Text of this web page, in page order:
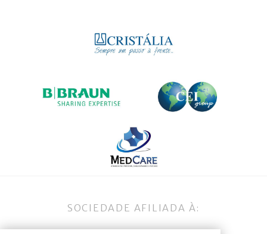
SOCIEDADE AFILIADA À: